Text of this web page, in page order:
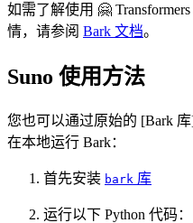
如需了解使用 🤗
情，请参阅 Bark 文档。
Suno 使用方法
您也可以通过原始的 [Bark
在本地运行 Bark：
首先安装 bark 库
运行以下 Python 代码：